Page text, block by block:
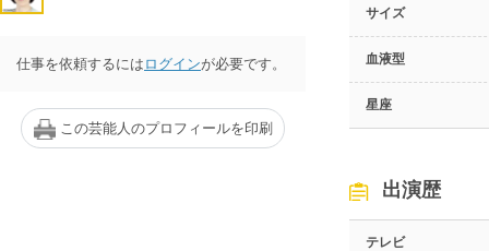
仕事を依頼するには ログインが必要です。
この芸能人のプロフィールを印刷
サイズ
血液型
星座
出演歴
テレビ